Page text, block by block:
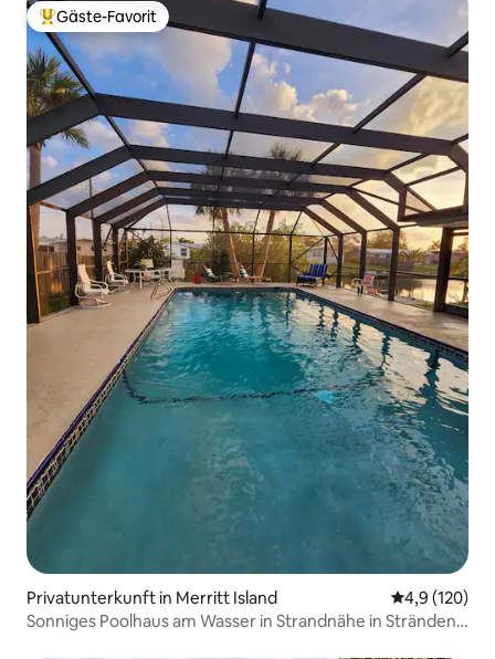
Beliebter Gäste-Favorit.
Gäste-Favorit
Privatunterkunft in Merritt Island
4,9 (120)
Sonniges Poolhaus am Wasser in Strandnähe in Stränden